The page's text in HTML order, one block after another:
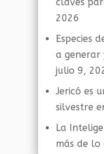
2026
Especies
a generar
julio 9,
Jericó es
silvestre
La
más de lo